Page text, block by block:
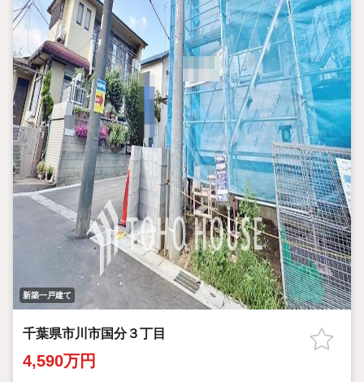
新築一戸建て
千葉県市川市国分３丁目
4,590万円